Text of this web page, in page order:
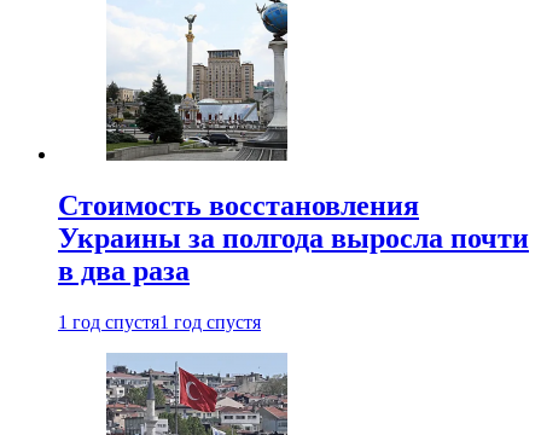
Стоимость восстановления
Украины за полгода выросла почти
в два раза
1 год спустя1 год спустя